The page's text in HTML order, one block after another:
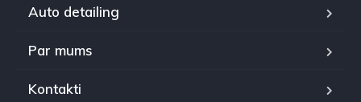
Auto detailing
Par mums
Kontakti